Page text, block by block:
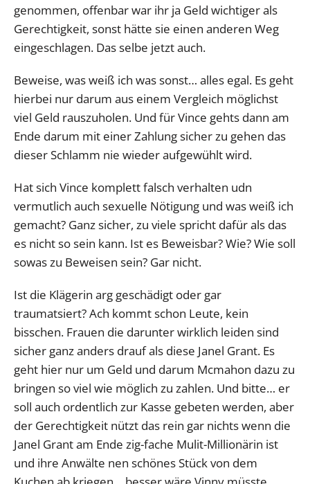
genommen, offenbar war ihr ja Geld wichtiger als
Gerechtigkeit, sonst hätte sie einen anderen Weg
eingeschlagen. Das selbe jetzt auch.
Beweise, was weiß ich was sonst… alles egal. Es geht
hierbei nur darum aus einem Vergleich möglichst
viel Geld rauszuholen. Und für Vince gehts dann am
Ende darum mit einer Zahlung sicher zu gehen das
dieser Schlamm nie wieder aufgewühlt wird.
Hat sich Vince komplett falsch verhalten udn
vermutlich auch sexuelle Nötigung und was weiß ich
gemacht? Ganz sicher, zu viele spricht dafür als das
es nicht so sein kann. Ist es Beweisbar? Wie? Wie soll
sowas zu Beweisen sein? Gar nicht.
Ist die Klägerin arg geschädigt oder gar
traumatsiert? Ach kommt schon Leute, kein
bisschen. Frauen die darunter wirklich leiden sind
sicher ganz anders drauf als diese Janel Grant. Es
geht hier nur um Geld und darum Mcmahon dazu zu
bringen so viel wie möglich zu zahlen. Und bitte… er
soll auch ordentlich zur Kasse gebeten werden, aber
der Gerechtigkeit nützt das rein gar nichts wenn die
Janel Grant am Ende zig-fache Mulit-Millionärin ist
und ihre Anwälte nen schönes Stück von dem